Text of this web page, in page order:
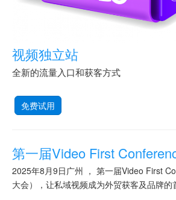
视频独立站
全新的流量入口和获客方式
免费试用
第一届Video First
2025年8月9日广州 ， 第一届Video First
大会），让私域视频成为外贸获客及品牌的